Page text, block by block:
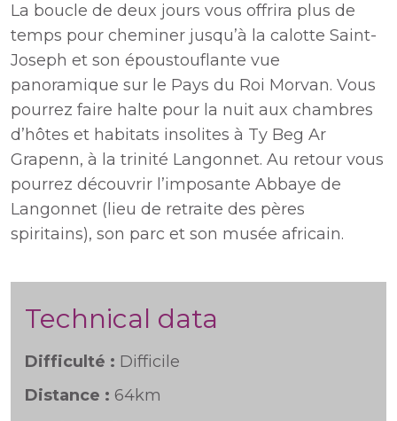
La boucle de deux jours vous offrira plus de
temps pour cheminer jusqu’à la calotte Saint-
Joseph et son époustouflante vue
panoramique sur le Pays du Roi Morvan. Vous
pourrez faire halte pour la nuit aux chambres
d’hôtes et habitats insolites à Ty Beg Ar
Grapenn, à la trinité Langonnet. Au retour vous
pourrez découvrir l’imposante Abbaye de
Langonnet (lieu de retraite des pères
spiritains), son parc et son musée africain.
Technical data
Difficulté : Difficile
Distance : 64km